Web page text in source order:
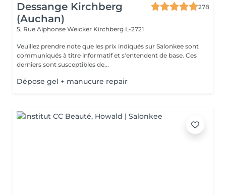
Dessange Kirchberg
(Auchan)
278
5, Rue Alphonse Weicker Kirchberg L-2721
Veuillez prendre note que les prix indiqués sur Salonkee sont
communiqués à titre informatif et s'entendent de base. Ces
derniers sont susceptibles de...
Dépose gel + manucure repair